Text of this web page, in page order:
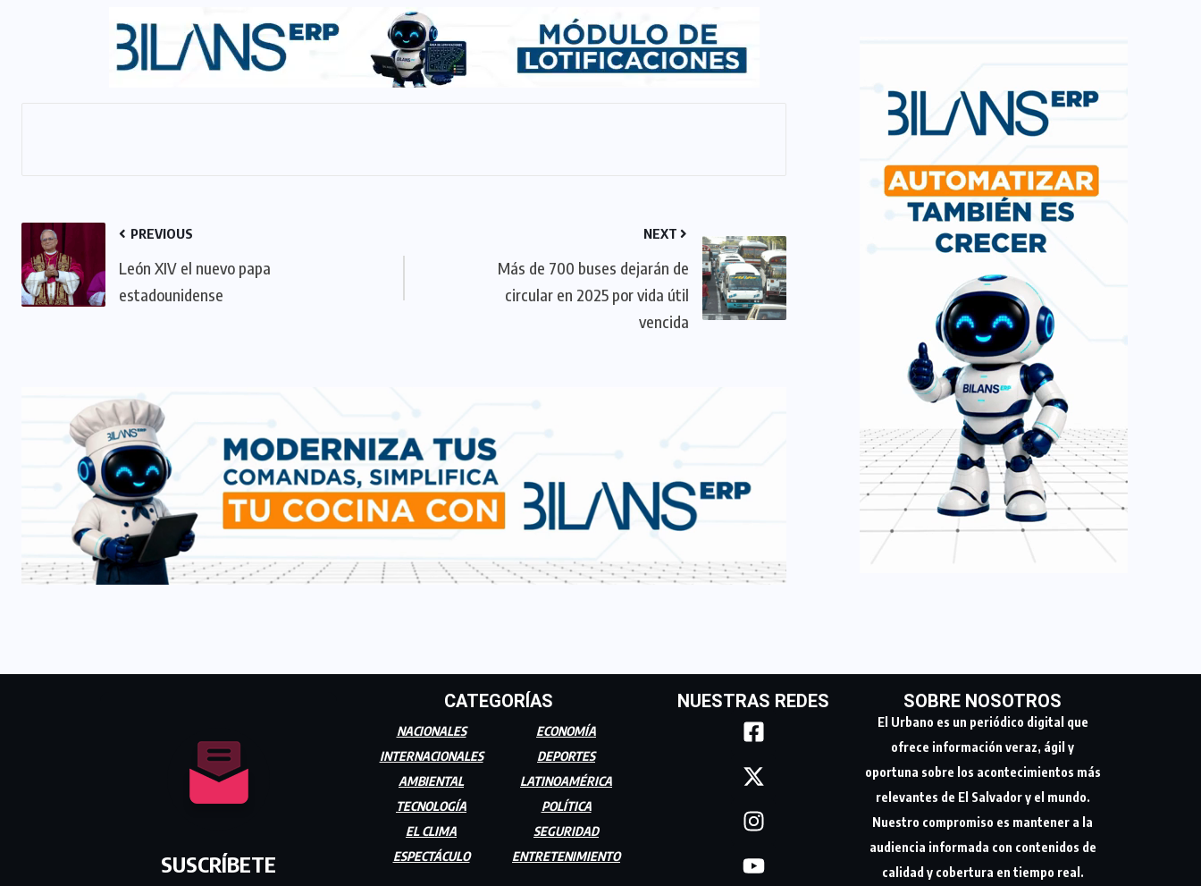
PREVIOUS
León XIV el nuevo papa
estadounidense
NEXT
Más de 700 buses dejarán de
circular en 2025 por vida útil
vencida
SUSCRÍBETE
CATEGORÍAS
NACIONALES
INTERNACIONALES
AMBIENTAL
TECNOLOGÍA
EL CLIMA
ESPECTÁCULO
ECONOMÍA
DEPORTES
LATINOAMÉRICA
POLÍTICA
SEGURIDAD
ENTRETENIMIENTO
NUESTRAS REDES SOBRE NOSOTROS
El Urbano es un periódico digital que
ofrece información veraz, ágil y
oportuna sobre los acontecimientos más
relevantes de El Salvador y el mundo.
Nuestro compromiso es mantener a la
audiencia informada con contenidos de
calidad y cobertura en tiempo real.